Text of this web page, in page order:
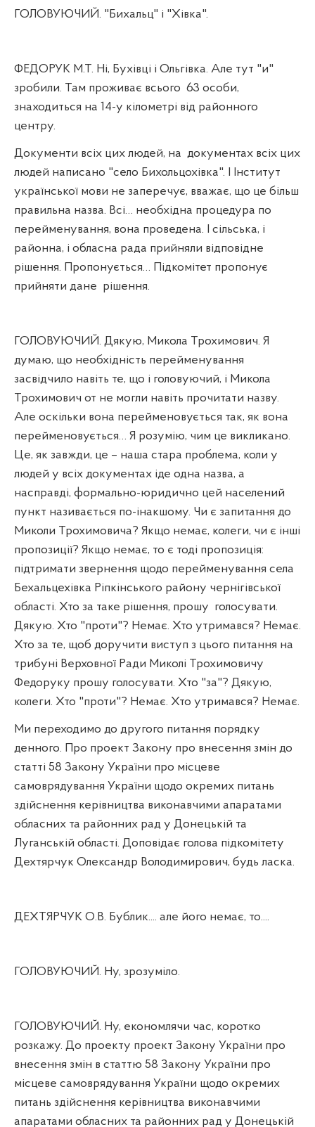
ГОЛОВУЮЧИЙ. "Бихальц" і "Хівка".
ФЕДОРУК М.Т. Ні, Бухівці і Ольгівка. Але тут "и"
зробили. Там проживає всього 63 особи,
знаходиться на 14-у кілометрі від районного
центру.
Документи всіх цих людей, на документах всіх цих
людей написано "село Бихольцохівка". І Інститут
української мови не заперечує, вважає, що це більш
правильна назва. Всі… необхідна процедура по
перейменування, вона проведена. І сільська, і
районна, і обласна рада прийняли відповідне
рішення. Пропонується… Підкомітет пропонує
прийняти дане рішення.
ГОЛОВУЮЧИЙ. Дякую, Микола Трохимович. Я
думаю, що необхідність перейменування
засвідчило навіть те, що і головуючий, і Микола
Трохимович от не могли навіть прочитати назву.
Але оскільки вона перейменовується так, як вона
перейменовується… Я розумію, чим це викликано.
Це, як завжди, це – наша стара проблема, коли у
людей у всіх документах іде одна назва, а
насправді, формально-юридично цей населений
пункт називається по-інакшому. Чи є запитання до
Миколи Трохимовича? Якщо немає, колеги, чи є інші
пропозиції? Якщо немає, то є тоді пропозиція:
підтримати звернення щодо перейменування села
Бехальцехівка Ріпкінського району чернігівської
області. Хто за таке рішення, прошу голосувати.
Дякую. Хто "проти"? Немає. Хто утримався? Немає.
Хто за те, щоб доручити виступ з цього питання на
трибуні Верховної Ради Миколі Трохимовичу
Федоруку прошу голосувати. Хто "за"? Дякую,
колеги. Хто "проти"? Немає. Хто утримався? Немає.
Ми переходимо до другого питання порядку
денного. Про проект Закону про внесення змін до
статті 58 Закону України про місцеве
самоврядування України щодо окремих питань
здійснення керівництва виконавчими апаратами
обласних та районних рад у Донецькій та
Луганській області. Доповідає голова підкомітету
Дехтярчук Олександр Володимирович, будь ласка.
ДЕХТЯРЧУК О.В. Бублик.... але його немає, то....
ГОЛОВУЮЧИЙ. Ну, зрозуміло.
ГОЛОВУЮЧИЙ. Ну, економлячи час, коротко
розкажу. До проекту проект Закону України про
внесення змін в статтю 58 Закону України про
місцеве самоврядування України щодо окремих
питань здійснення керівництва виконавчими
апаратами обласних та районних рад у Донецькій